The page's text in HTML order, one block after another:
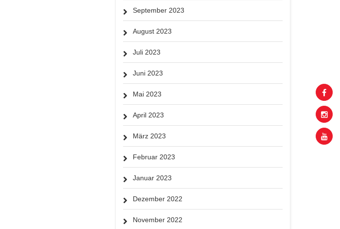
September 2023
August 2023
Juli 2023
Juni 2023
Mai 2023
April 2023
März 2023
Februar 2023
Januar 2023
Dezember 2022
November 2022